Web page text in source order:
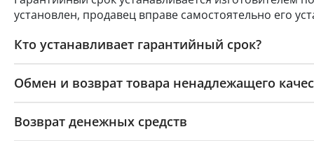
установлен, продавец вправе самостоятельно его
Кто устанавливает гарантийный срок?
Обмен и возврат товара ненадлежащего
Возврат денежных средств